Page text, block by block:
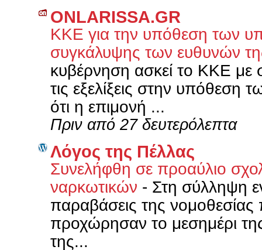
ONLARISSA.GR
ΚΚΕ για την υπόθεση των
συγκάλυψης των ευθυνών
κυβέρνηση ασκεί το ΚΚΕ με
τις εξελίξεις στην
ότι η επιμονή ...
Πριν από 27 δευτερόλεπτα
Λόγος της Πέλλας
Συνελήφθη σε προαύλιο
ναρκωτικών - Στη σύλληψη
παραβάσεις της
προχώρησαν το μεσημέρι
της...